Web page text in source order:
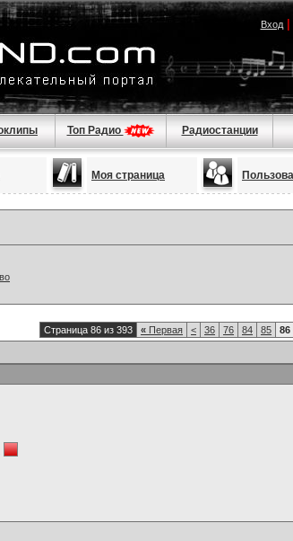
Вход|
Топ Радио Радиостанции
Моя страница
Страница 86 из 393 « Первая < 36 76 84 85 86